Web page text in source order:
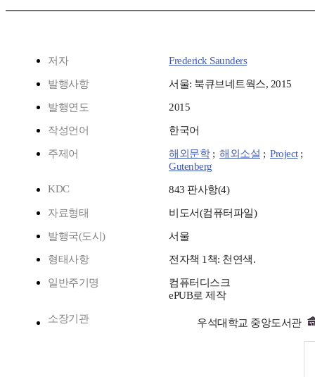
저자 Frederick Saunders
발행사항 서울: 북큐브네트웍스, 2015
발행연도 2015
작성언어 한국어
주제어 해외문학; 해외소설 ; Project;
Gutenberg
KDC
843 판사항(4)
자료형태 비도서(컴퓨터파일)
발행국(도시) 서울
형태사항 전자책 1책: 천연색.
일반주기명
컴퓨터디스크
ePUB로 제작
소장기관 우석대학교 중앙도서관